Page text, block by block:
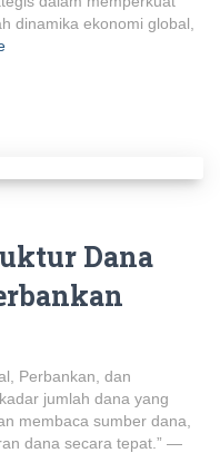
dinamika ekonomi global,
Dana
Perbankan, dan
jumlah dana yang
membaca sumber dana,
dana secara tepat.” —